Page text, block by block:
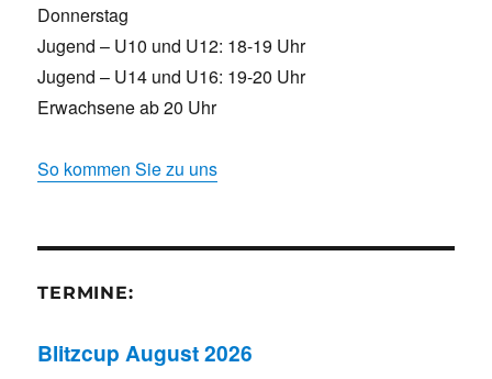
Donnerstag
Jugend – U10 und U12: 18-19 Uhr
Jugend – U14 und U16: 19-20 Uhr
Erwachsene ab 20 Uhr
So kommen Sie zu uns
TERMINE:
Blitzcup August 2026